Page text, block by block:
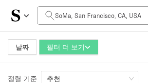
날짜 필터 더 보기
일일 비용
$0
공간 크기
정렬 기준 추천